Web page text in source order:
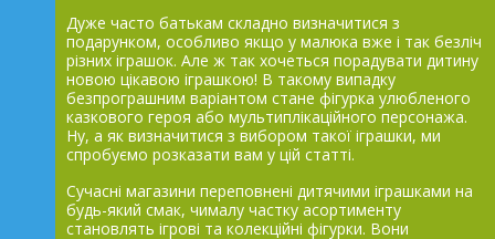
Дуже часто батькам складно визначитися з
подарунком, особливо якщо у малюка вже і так безліч
різних іграшок. Але ж так хочеться порадувати дитину
новою цікавою іграшкою! В такому випадку
безпрограшним варіантом стане фігурка улюбленого
казкового героя або мультиплікаційного персонажа.
Ну, а як визначитися з вибором такої іграшки, ми
спробуємо розказати вам у цій статті.
Сучасні магазини переповнені дитячими іграшками на
будь-який смак, чималу частку асортименту
становлять ігрові та колекційні фігурки. Вони